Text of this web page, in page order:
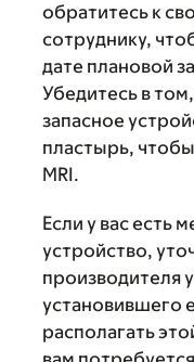
обратитесь к
сотруднику,
дате плановой
Убедитесь в
запасное
пластырь,
MRI.
Если у вас есть
устройство,
производителя
установившего
располагать